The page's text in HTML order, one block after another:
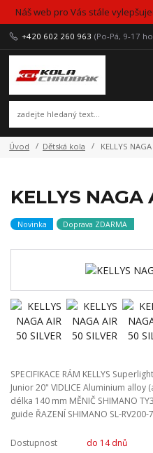
Náš web pro Vás stále
+420 602 260 963 (Po-Pá, 9-17
Úvod Dětská kola KELLYS
KELLYS NAGA
Novinka Doprava ZDARMA
SPECIFIKACE RÁM KELLYS
Junior 20" VIDLICE Aluminium alloy
délka 140 mm MĚNIČ SHIMANO
guide ŘAZENÍ SHIMANO SL-RV200-
Dostupnost do 14 dnů